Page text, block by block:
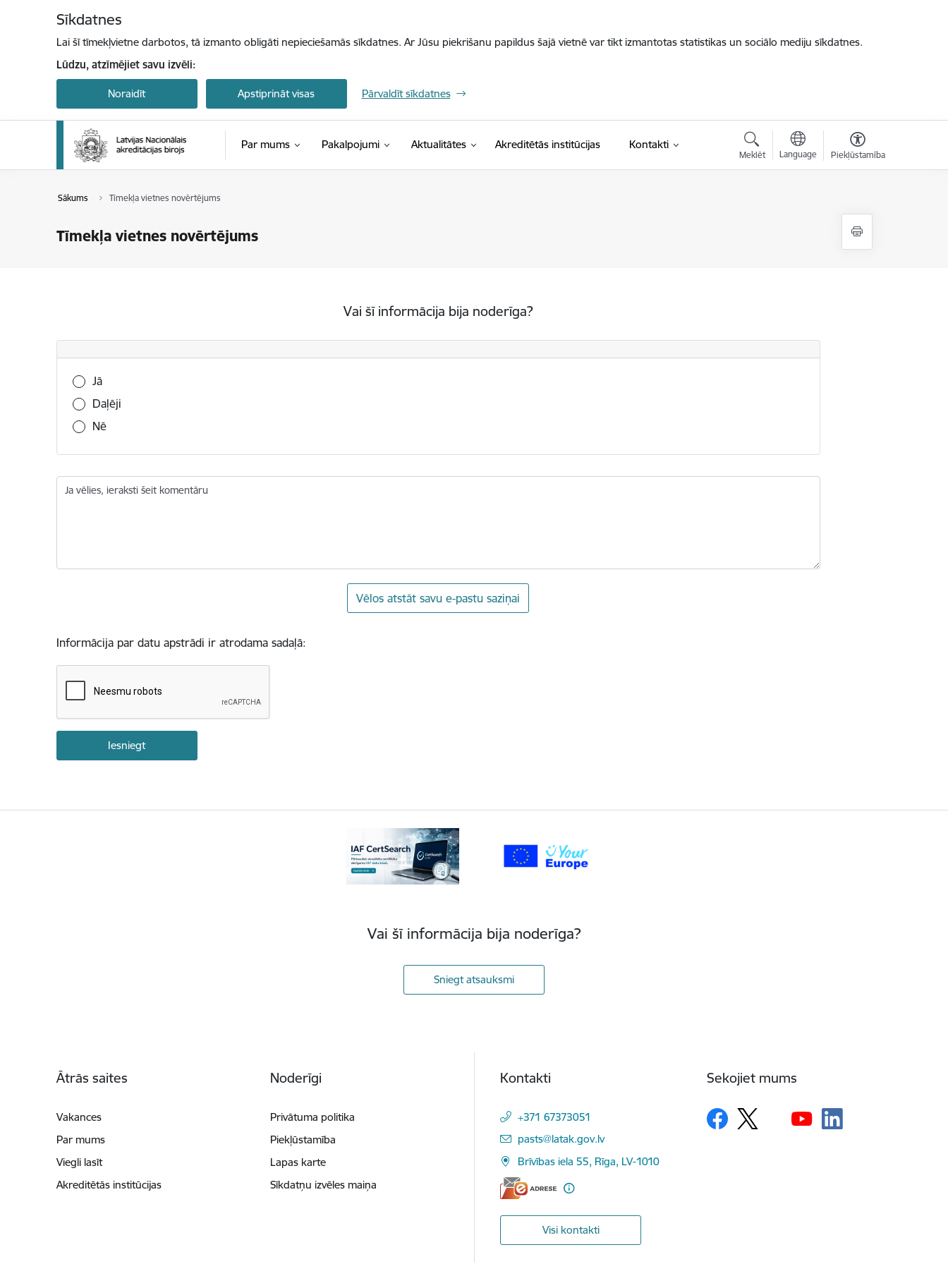
Sīkdatnes
Lai šī tīmekļvietne darbotos, tā izmanto obligāti nepieciešamās sīkdatnes. Ar Jūsu piekrišanu papildus šajā vietnē var tikt izmantotas statistikas un sociālo mediju sīkdatnes.
Lūdzu, atzīmējiet savu izvēli:
Noraidīt Apstiprināt visas Pārvaldīt sīkdatnes
Par mums Pakalpojumi Aktualitātes Akreditētās institūcijas Kontakti
Meklēt Language Piekļūstamība
Sākums Tīmekļa vietnes novērtējums
Tīmekļa vietnes novērtējums
Vai šī informācija bija noderīga?
Vai šī informācija bija noderīga?
Jā
Daļēji
Nē
Ja vēlies, ieraksti šeit komentāru
Vēlos atstāt savu e-pastu saziņai
Informācija par datu apstrādi ir atrodama sadaļā:
Vai šī informācija bija noderīga?
Sniegt atsauksmi
Ātrās saites
Vakances
Par mums
Viegli lasīt
Akreditētās institūcijas
Noderīgi
Privātuma politika
Piekļūstamība
Lapas karte
Sīkdatņu izvēles maiņa
Kontakti
+371 67373051
E-pasts:
pasts@latak.gov.lv
Brīvības iela 55, Rīga, LV-1010
Visi kontakti
Sekojiet mums